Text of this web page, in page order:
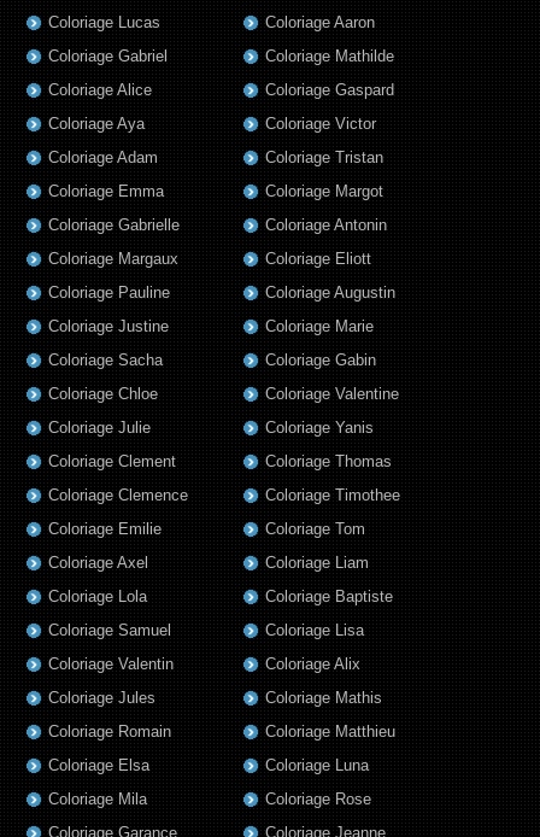
Coloriage Lucas
Coloriage Gabriel
Coloriage Alice
Coloriage Aya
Coloriage Adam
Coloriage Emma
Coloriage Gabrielle
Coloriage Aaron
Coloriage Mathilde
Coloriage Gaspard
Coloriage Victor
Coloriage Tristan
Coloriage Margot
Coloriage Antonin
Coloriage Margaux
Coloriage Pauline
Coloriage Justine
Coloriage Sacha
Coloriage Chloe
Coloriage Julie
Coloriage Clement
Coloriage Clemence
Coloriage Emilie
Coloriage Axel
Coloriage Lola
Coloriage Samuel
Coloriage Valentin
Coloriage Jules
Coloriage Romain
Coloriage Elsa
Coloriage Mila
Coloriage Garance
Coloriage Eliott
Coloriage Augustin
Coloriage Marie
Coloriage Gabin
Coloriage Valentine
Coloriage Yanis
Coloriage Thomas
Coloriage Timothee
Coloriage Tom
Coloriage Liam
Coloriage Baptiste
Coloriage Lisa
Coloriage Alix
Coloriage Mathis
Coloriage Matthieu
Coloriage Luna
Coloriage Rose
Coloriage Jeanne